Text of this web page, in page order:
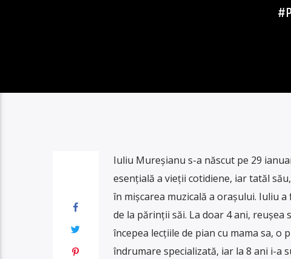
Iuliu Mureșianu s-a născut pe 29
esențială a vieții cotidiene, iar tatăl
în mișcarea muzicală a orașului. Iuliu
de la părinții săi. La doar 4 ani,
începea lecțiile de pian cu mama sa, o
îndrumare specializată, iar la 8 ani i-a